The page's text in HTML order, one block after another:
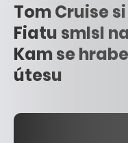
Tom Cruise
Fiatu smlsl
Kam se
útesu